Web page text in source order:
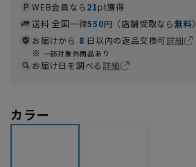
WEB会員なら21pt獲得
送料 全国一律550円（店舗受取なら無料）
お届けから 8 日以内の返品交換可詳細
一部対象外商品あり
お届け日を調べる詳細
カラー